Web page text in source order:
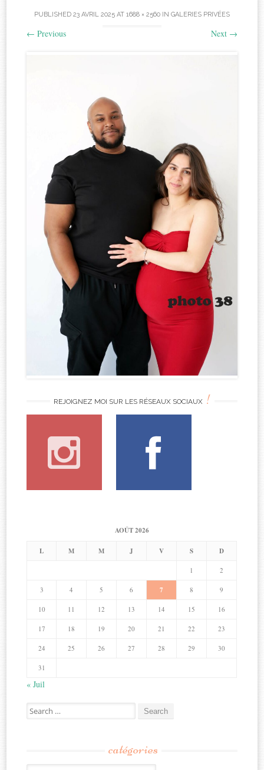
PUBLISHED 23 AVRIL 2025 AT 1688 × 2560 IN GALERIES PRIVÉES
← Previous Next →
REJOIGNEZ MOI SUR LES RÉSEAUX SOCIAUX !
AOÛT 2026
L M M J V S D
1 2
3 4 5 6 7 8 9
10 11 12 13 14 15 16
17 18 19 20 21 22 23
24 25 26 27 28 29 30
31
« Juil
Search
for:
catégories